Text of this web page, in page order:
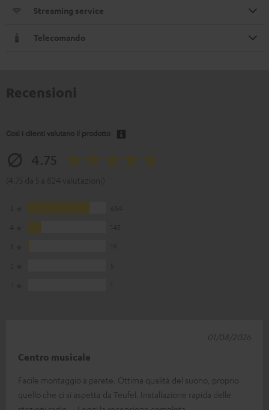
Streaming service
Telecomando
Così i clienti valutano il prodotto
Centro musicale
Facile montaggio a parete. Ottima qualità del suono, proprio
quello che ci si aspetta da Teufel. Installazione rapida delle
01/08/2026